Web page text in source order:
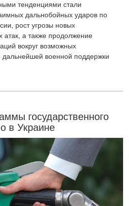
тенденциями стали
дальнобойных ударов по
рост угрозы новых
а также продолжение
вокруг возможных
военной поддержки
государственного
в Украине